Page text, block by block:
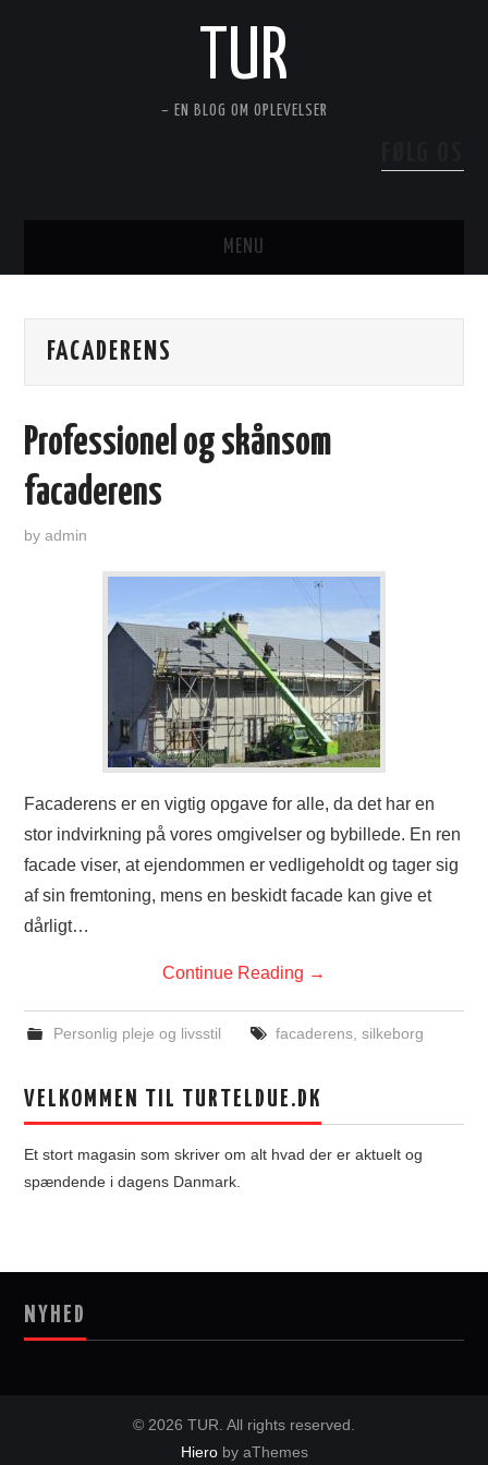
TUR
– EN BLOG OM OPLEVELSER
MENU
HUS OG HAVE
FRITID OG REJSER
ANNONCERING
FACADERENS
Professionel og skånsom
facaderens
byadmin
Facaderens er en vigtig opgave for alle, da det har en
stor indvirkning på vores omgivelser og bybillede. En ren
facade viser, at ejendommen er vedligeholdt og tager sig
af sin fremtoning, mens en beskidt facade kan give et
dårligt…
Continue Reading →
Personlig pleje og livsstil facaderens, silkeborg
VELKOMMEN TIL TURTELDUE.DK
Et stort magasin som skriver om alt hvad der er aktuelt og
spændende i dagens Danmark.
NYHED
© 2026 TUR. All rights reserved.
Hieroby aThemes